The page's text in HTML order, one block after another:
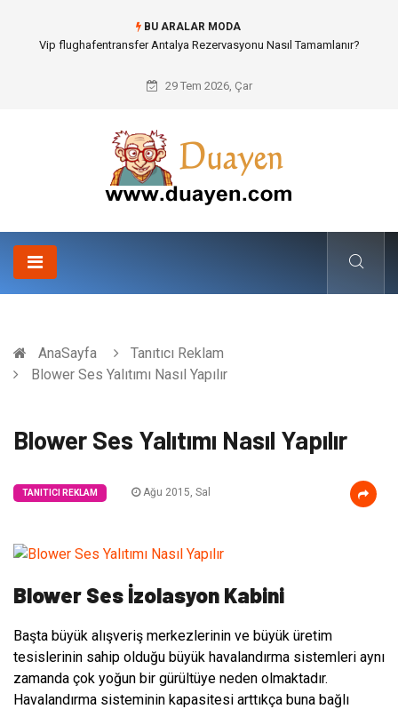
BU ARALAR MODA
Osb Sandık ve Endüstriyel Makine Parçalarının Modüler Transferi
29 Tem 2026, Çar
AnaSayfa
Tanıtıcı Reklam
Blower Ses Yalıtımı Nasıl Yapılır
Blower Ses Yalıtımı Nasıl Yapılır
TANITICI REKLAM Ağu 2015, Sal
Blower Ses İzolasyon Kabini
Başta büyük alışveriş merkezlerinin ve büyük üretim
tesislerinin sahip olduğu büyük havalandırma sistemleri aynı
zamanda çok yoğun bir gürültüye neden olmaktadır.
Havalandırma sisteminin kapasitesi arttıkça buna bağlı